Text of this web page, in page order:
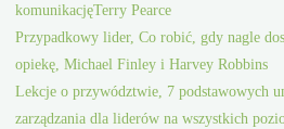
komunikacjęTerry Pearce
Przypadkowy lider, Co robić, gdy nagle
opiekę, Michael Finley i Harvey Robbins
Lekcje o przywództwie, 7 podstawowych
zarządzania dla liderów na wszystkich